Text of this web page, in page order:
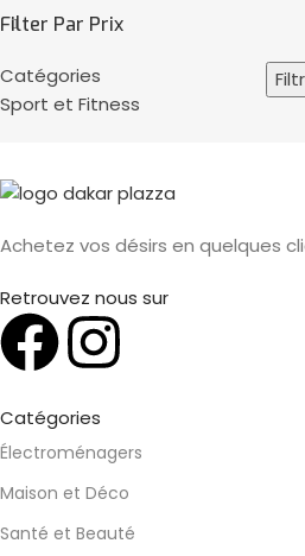
Filter Par Prix
Catégories
Sport et Fitness
Achetez vos désirs en quelques
Retrouvez nous sur
Catégories
Électroménagers
Maison et Déco
Santé et Beauté